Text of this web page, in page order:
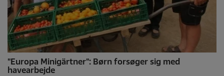
"Europa Minigärtner": Børn forsøger sig med
havearbejde